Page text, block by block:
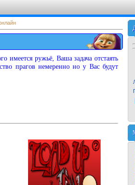
имеется ружьё, Ваша задача отстаять
прагов немеренно но у Вас будут